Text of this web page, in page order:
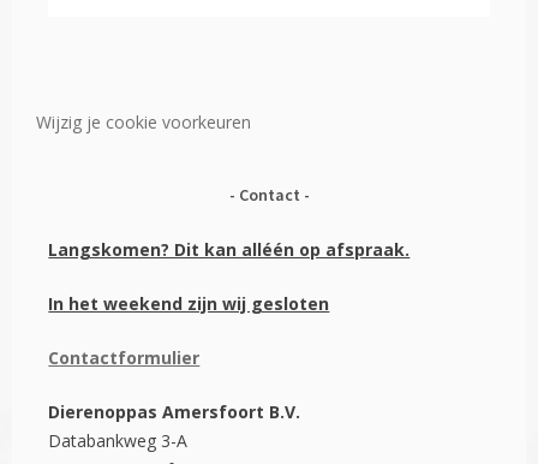
Wijzig je cookie voorkeuren
Contact
Langskomen? Dit kan alléén op afspraak.
In het weekend zijn wij gesloten
Contactformulier
Dierenoppas Amersfoort B.V.
Databankweg 3-A